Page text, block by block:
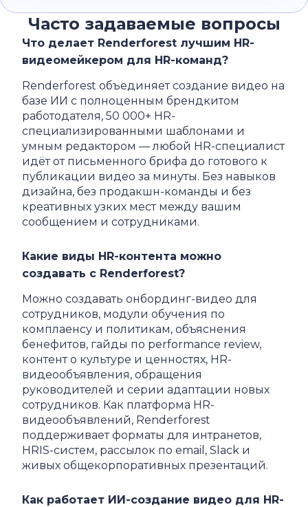
Часто задаваемые вопросы
Что делает Renderforest лучшим HR-
видеомейкером для HR-команд?
Renderforest объединяет создание видео на
базе ИИ с полноценным брендкитом
работодателя, 50 000+ HR-
специализированными шаблонами и
умным редактором — любой HR-специалист
идёт от письменного брифа до готового к
публикации видео за минуты. Без навыков
дизайна, без продакшн-команды и без
креативных узких мест между вашим
сообщением и сотрудниками.
Какие виды HR-контента можно
создавать с Renderforest?
Можно создавать онбординг-видео для
сотрудников, модули обучения по
комплаенсу и политикам, объяснения
бенефитов, гайды по performance review,
контент о культуре и ценностях, HR-
видеообъявления, обращения
руководителей и серии адаптации новых
сотрудников. Как платформа HR-
видеообъявлений, Renderforest
поддерживает форматы для интранетов,
HRIS-систем, рассылок по email, Slack и
живых общекорпоративных презентаций.
Как работает ИИ-создание видео для HR-